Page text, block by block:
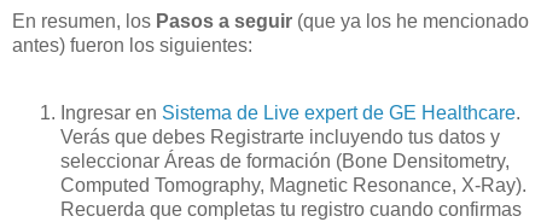
En resumen, los Pasos a seguir (que ya los he mencionado
antes) fueron los siguientes:
Ingresar en Sistema de Live expert de GE Healthcare.
Verás que debes Registrarte incluyendo tus datos y
seleccionar Áreas de formación (Bone Densitometry,
Computed Tomography, Magnetic Resonance, X-Ray).
Recuerda que completas tu registro cuando confirmas